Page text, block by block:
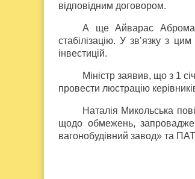
відповідним договором.
А ще Айварас
стабілізацію. У зв’язку з
інвестицій.
Міністр заявив, що з 1
провести люстрацію
Наталія Микольська
щодо обмежень,
вагонобудівний завод» та